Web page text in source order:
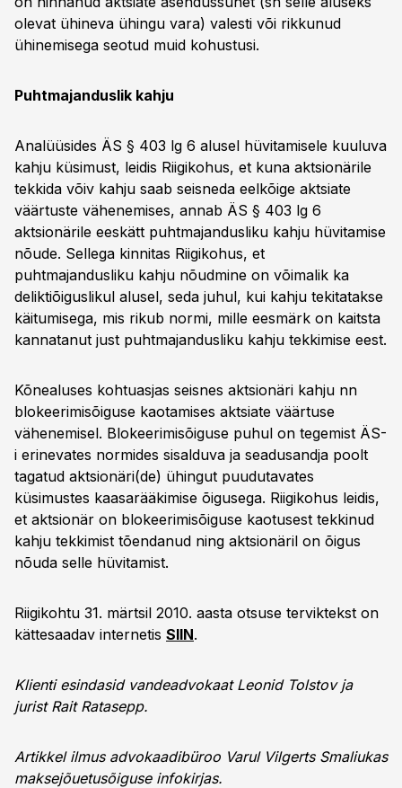
olevat ühineva ühingu vara) valesti või rikkunud
ühinemisega seotud muid kohustusi.
Puhtmajanduslik kahju
Analüüsides ÄS § 403 lg 6 alusel hüvitamisele kuuluva
kahju küsimust, leidis Riigikohus, et kuna aktsionärile
tekkida võiv kahju saab seisneda eelkõige aktsiate
väärtuste vähenemises, annab ÄS § 403 lg 6
aktsionärile eeskätt puhtmajandusliku kahju hüvitamise
nõude. Sellega kinnitas Riigikohus, et
puhtmajandusliku kahju nõudmine on võimalik ka
deliktiõiguslikul alusel, seda juhul, kui kahju tekitatakse
käitumisega, mis rikub normi, mille eesmärk on kaitsta
kannatanut just puhtmajandusliku kahju tekkimise eest.
Kõnealuses kohtuasjas seisnes aktsionäri kahju nn
blokeerimisõiguse kaotamises aktsiate väärtuse
vähenemisel. Blokeerimisõiguse puhul on tegemist ÄS-
i erinevates normides sisalduva ja seadusandja poolt
tagatud aktsionäri(de) ühingut puudutavates
küsimustes kaasarääkimise õigusega. Riigikohus leidis,
et aktsionär on blokeerimisõiguse kaotusest tekkinud
kahju tekkimist tõendanud ning aktsionäril on õigus
nõuda selle hüvitamist.
Riigikohtu 31. märtsil 2010. aasta otsuse terviktekst on
kättesaadav internetis SIIN.
Klienti esindasid vandeadvokaat Leonid Tolstov ja
jurist Rait Ratasepp.
Artikkel ilmus advokaadibüroo Varul Vilgerts Smaliukas
maksejõuetusõiguse infokirjas.